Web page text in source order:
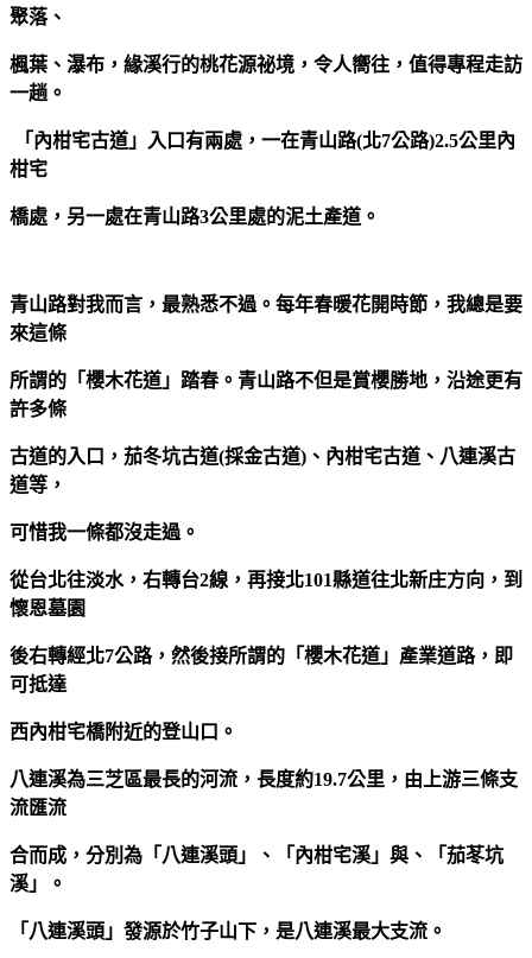
聚落、
楓葉、瀑布，緣溪行的桃花源祕境，令人嚮往，值得專程走訪
一趟。
「內柑宅古道」入口有兩處，一在青山路(北7公路)2.5公里內
柑宅
橋處，另一處在青山路3公里處的泥土產道。
青山路對我而言，最熟悉不過。每年春暖花開時節，我總是要
來這條
所謂的「櫻木花道」踏春。青山路不但是賞櫻勝地，沿途更有
許多條
古道的入口，茄冬坑古道(採金古道)、內柑宅古道、八連溪古
道等，
可惜我一條都沒走過。
從台北往淡水，右轉台2線，再接北101縣道往北新庄方向，到
懷恩墓園
後右轉經北7公路，然後接所謂的「櫻木花道」產業道路，即
可抵達
西內柑宅橋附近的登山口。
八連溪為三芝區最長的河流，長度約19.7公里，由上游三條支
流匯流
合而成，分別為「八連溪頭」、「內柑宅溪」與、「茄苳坑
溪」。
「八連溪頭」發源於竹子山下，是八連溪最大支流。